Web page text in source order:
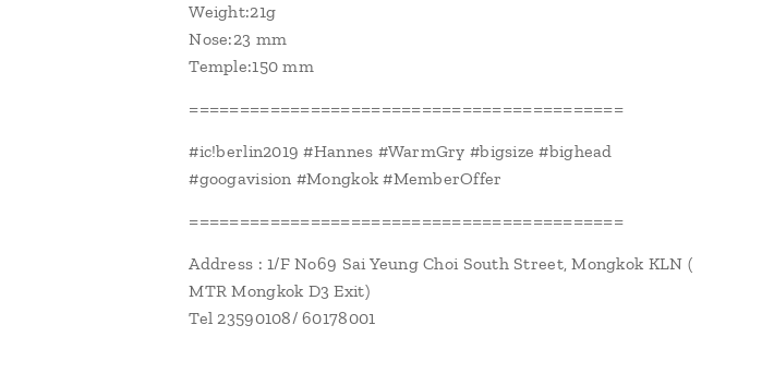
Weight:21g
Nose:23 mm
Temple:150 mm
===========================================
#ic!berlin2019 #Hannes #WarmGry #bigsize #bighead
#googavision #Mongkok #MemberOffer
===========================================
Address : 1/F No69 Sai Yeung Choi South Street, Mongkok KLN (
MTR Mongkok D3 Exit)
Tel 23590108/ 60178001